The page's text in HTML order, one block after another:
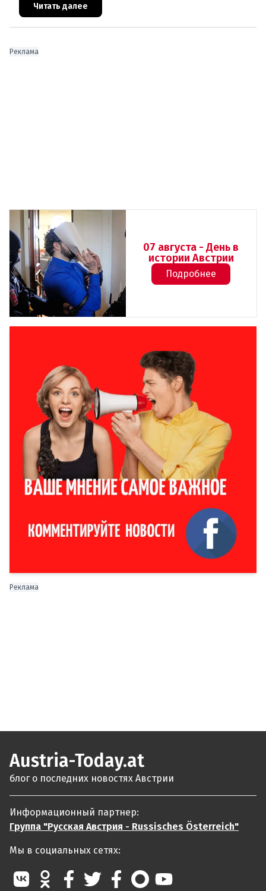
осеннему процессу, вскрыва
Читать далее
Реклама
07 августа - День в
истории Австрии
Подробнее
Реклама
Austria-Today.at
блог о последних новостях Австрии
Информационный партнер:
Группа "Русская Австрия - Russisches Österreich"
Мы в социальных сетях: